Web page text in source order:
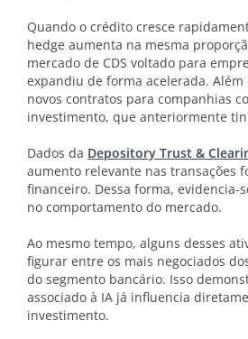
Quando o crédito cresce
hedge aumenta na mesma
mercado de CDS voltado para
expandiu de forma acelerada.
novos contratos para companhias
investimento, que anteriormente
Dados da Depository Trust &
aumento relevante nas transações
financeiro. Dessa forma, evidencia-
no comportamento do mercado.
Ao mesmo tempo, alguns desses
figurar entre os mais negociados
do segmento bancário. Isso
associado à IA já influencia
investimento.